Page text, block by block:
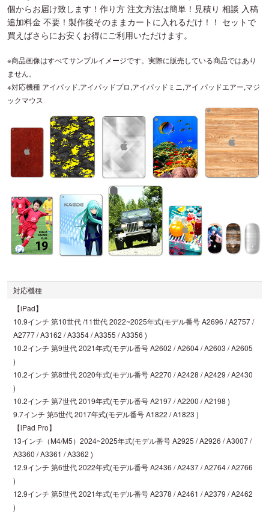
個からお届け致します！作り方 注文方法は簡単！見積り 相談 入稿
追加料金 不要！製作後そのままカートに入れるだけ！！ セットで
買えばさらにお安くお得にご利用いただけます。
※商品画像はすべてサンプルイメージです。実際に販売している商品ではあり
ません。
※対応機種 アイパッド,アイパッドプロ,アイパッドミニ,アイ パッドエアー,マジ
ックマウス
対応機種
【iPad】
10.9インチ 第10世代 /11世代 2022~2025年式(モデル番号 A2696 / A2757 /
A2777 / A3162 / A3354 / A3355 / A3356 )
10.2インチ 第9世代 2021年式(モデル番号 A2602 / A2604 / A2603 / A2605
)
10.2インチ 第8世代 2020年式(モデル番号 A2270 / A2428 / A2429 / A2430
)
10.2インチ 第7世代 2019年式(モデル番号 A2197 / A2200 / A2198 )
9.7インチ 第5世代 2017年式(モデル番号 A1822 / A1823 )
【iPad Pro】
13インチ（M4/M5）2024~2025年式(モデル番号 A2925 / A2926 / A3007 /
A3360 / A3361 / A3362 )
12.9インチ 第6世代 2022年式(モデル番号 A2436 / A2437 / A2764 / A2766
)
12.9インチ 第5世代 2021年式(モデル番号 A2378 / A2461 / A2379 / A2462
)